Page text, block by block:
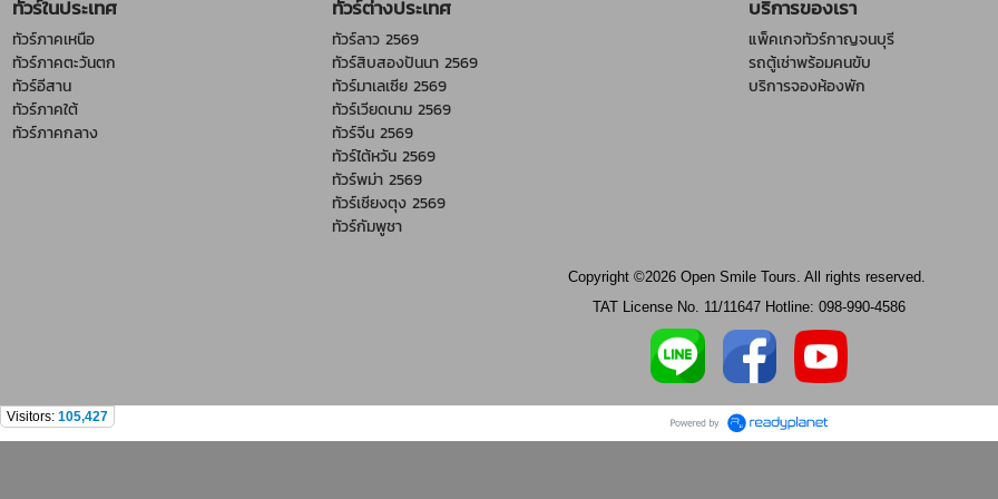
ทัวร์ในประเทศ
ทัวร์ภาคเหนือ
ทัวร์ภาคตะวันตก
ทัวร์อีสาน
ทัวร์ภาคใต้
ทัวร์ภาคกลาง
ทัวร์ต่างประเทศ
ทัวร์ลาว 2569
ทัวร์สิบสองปันนา 2569
ทัวร์มาเลเซีย 2569
ทัวร์เวียดนาม 2569
ทัวร์จีน 2569
ทัวร์ไต้หวัน 2569
ทัวร์พม่า 2569
ทัวร์เชียงตุง 2569
ทัวร์กัมพูชา
บริการของเรา
แพ็คเกจทัวร์กาญจนบุรี
รถตู้เช่าพร้อมคนขับ
บริการจองห้องพัก
Copyright ©2026 Open Smile Tours. All rights reserved.
TAT License No. 11/11647 Hotline: 098-990-4586
Visitors: 105,427